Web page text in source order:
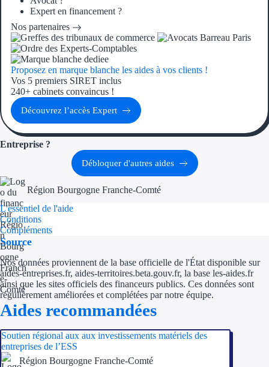
Contactez-nous
Expert en financement ?
Nos partenaires
Proposez en marque blanche les aides à vos clients !
Vos 5 premiers SIRET inclus
240+ cabinets convaincus !
Découvrez l’accès Expert
Entreprise ?
Débloquer d'autres aides
Région Bourgogne Franche-Comté
L'essentiel de l'aide
Conditions
Compléments
Source
Nos données proviennent de la base officielle de l'État disponible sur
aides-entreprises.fr, aides-territoires.beta.gouv.fr, la base les-aides.fr
ainsi que les sites officiels des financeurs publics. Ces données sont
régulièrement améliorées et complétées par notre équipe.
Aides recommandées
Soutien régional aux aux investissements matériels des
entreprises de l’ESS
Région Bourgogne Franche-Comté